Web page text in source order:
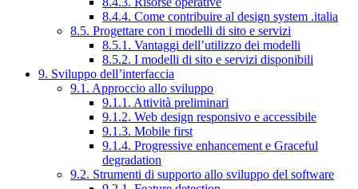
8.4.4. Come contribuire al design system .italia
8.5. Progettare con i modelli di sito e servizi
8.5.1. Vantaggi dell’utilizzo dei modelli
8.5.2. I modelli di sito e servizi disponibili
9. Sviluppo dell’interfaccia
9.1. Approccio allo sviluppo
9.1.1. Attività preliminari
9.1.2. Web design responsivo e accessibile
9.1.3. Mobile first
9.1.4. Progressive enhancement e Graceful
degradation
9.2. Strumenti di supporto allo sviluppo del software